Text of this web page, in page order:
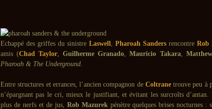
Echappé des griffes du sinistre Laswell, Pharoah Sanders rencontre Rob
amis (Chad Taylor,Guilherme Granado,Mauricio Takara,
Pharoah & The Underground.
Entre structures et errances, l’ancien compagnon de Coltrane trouve peu à
n’épargnant pas le cri, mieux le justifiant, et évitant les surcroîts d’antan.
plus de nerfs et de jus, Rob Mazurekpénètre quelques brises nocturnes :